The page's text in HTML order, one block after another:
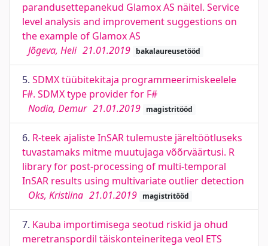
parandusettepanekud Glamox AS näitel. Service
level analysis and improvement suggestions on
the example of Glamox AS
Jõgeva, Heli 21.01.2019 bakalaureusetööd
5. SDMX tüübitekitaja programmeerimiskeelele
F#. SDMX type provider for F#
Nodia, Demur 21.01.2019 magistritööd
6. R-teek ajaliste InSAR tulemuste järeltöötluseks
tuvastamaks mitme muutujaga võõrväärtusi. R
library for post-processing of multi-temporal
InSAR results using multivariate outlier detection
Oks, Kristiina 21.01.2019 magistritööd
7. Kauba importimisega seotud riskid ja ohud
meretranspordil täiskonteineritega veol ETS